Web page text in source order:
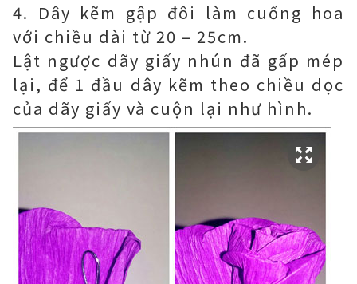
4. Dây kẽm gập đôi làm cuống hoa
với chiều dài từ 20 – 25cm.
Lật ngược dãy giấy nhún đã gấp mép
lại, để 1 đầu dây kẽm theo chiều dọc
của dãy giấy và cuộn lại như hình.